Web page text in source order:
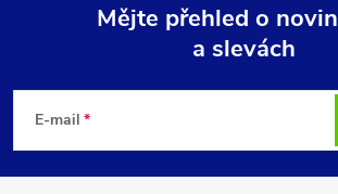
p
Mějte přehled o
a slevách
E-mail